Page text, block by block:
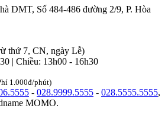
DMT, Số 484-486 đường 2/9, P. Hòa
thứ 7, CN, ngày Lễ)
| Chiều: 13h00 - 16h30
1.000đ/phút)
- 028.9999.5555 - 028.5555.5555,
MOMO.